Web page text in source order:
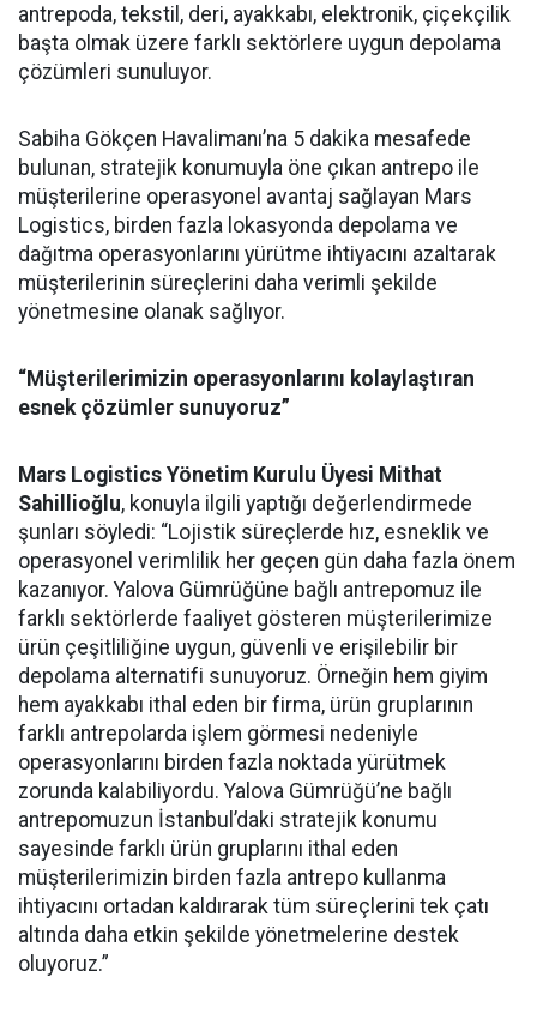
antrepoda, tekstil, deri, ayakkabı, elektronik, çiçekçilik
başta olmak üzere farklı sektörlere uygun depolama
çözümleri sunuluyor.
Sabiha Gökçen Havalimanı’na 5 dakika mesafede
bulunan, stratejik konumuyla öne çıkan antrepo ile
müşterilerine operasyonel avantaj sağlayan Mars
Logistics, birden fazla lokasyonda depolama ve
dağıtma operasyonlarını yürütme ihtiyacını azaltarak
müşterilerinin süreçlerini daha verimli şekilde
yönetmesine olanak sağlıyor.
“Müşterilerimizin operasyonlarını kolaylaştıran
esnek çözümler sunuyoruz”
Mars Logistics Yönetim Kurulu Üyesi Mithat
Sahillioğlu, konuyla ilgili yaptığı değerlendirmede
şunları söyledi: “Lojistik süreçlerde hız, esneklik ve
operasyonel verimlilik her geçen gün daha fazla önem
kazanıyor. Yalova Gümrüğüne bağlı antrepomuz ile
farklı sektörlerde faaliyet gösteren müşterilerimize
ürün çeşitliliğine uygun, güvenli ve erişilebilir bir
depolama alternatifi sunuyoruz. Örneğin hem giyim
hem ayakkabı ithal eden bir firma, ürün gruplarının
farklı antrepolarda işlem görmesi nedeniyle
operasyonlarını birden fazla noktada yürütmek
zorunda kalabiliyordu. Yalova Gümrüğü’ne bağlı
antrepomuzun İstanbul’daki stratejik konumu
sayesinde farklı ürün gruplarını ithal eden
müşterilerimizin birden fazla antrepo kullanma
ihtiyacını ortadan kaldırarak tüm süreçlerini tek çatı
altında daha etkin şekilde yönetmelerine destek
oluyoruz.”